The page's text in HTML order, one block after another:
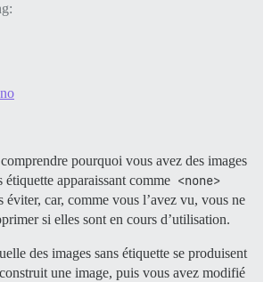
/var/lib
var
pourquoi vous avez des images
étiquette apparaissant comme <none>
éviter, car, comme vous l’avez vu, vous ne
si elles sont en cours d’utilisation.
des images sans étiquette se produisent
une image, puis vous avez modifié